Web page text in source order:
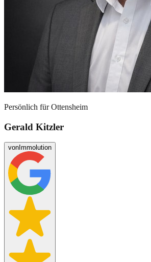
Persönlich fürOttensheim
Gerald Kitzler
von Immolution